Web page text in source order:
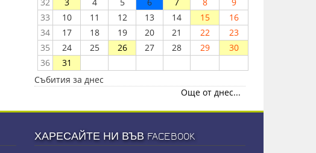
33
10 11 12 13 14 15
16
34
17 18 19 20 21 22
23
35
24 25 26 27 28 29
30
36
31
Събития за днес
Още от днес...
ХАРЕСАЙТЕ НИ ВЪВ FACEBOOK